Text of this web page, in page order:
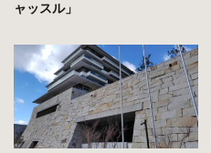
ャッスル」